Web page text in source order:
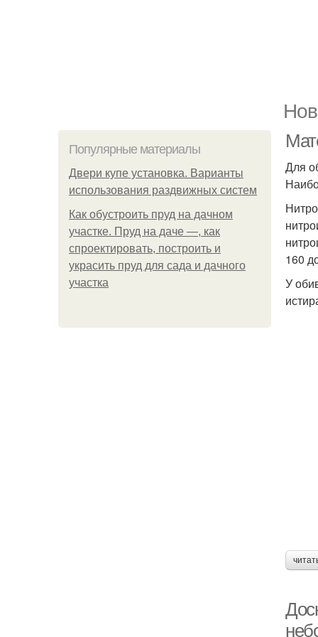
Популярные материалы
Двери купе установка. Варианты
использования раздвижных систем
Как обустроить пруд на дачном
участке. Пруд на даче —, как
спроектировать, построить и
украсить пруд для сада и дачного
участка
Для
160
У